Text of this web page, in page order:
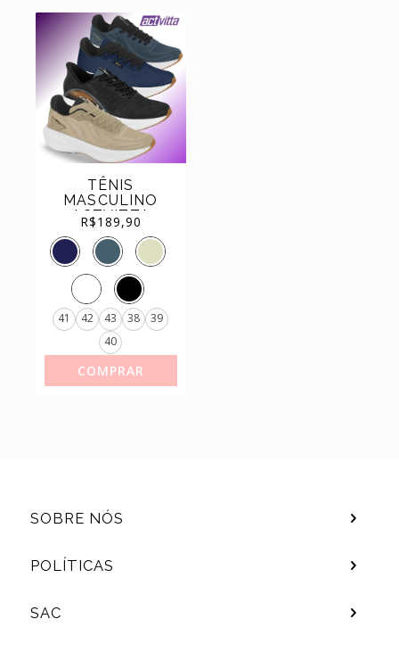
TÊNIS
MASCULINO
ACTVITTA
ESPORTIVO E
DIA A DIA
REF.4938.101
R$189,90
41 42 43 38
39
40
COMPRAR
SOBRE NÓS
POLÍTICAS
SAC